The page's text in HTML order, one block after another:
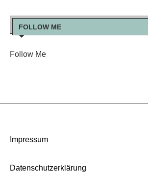
FOLLOW ME
Follow Me
Impressum
Datenschutzerklärung